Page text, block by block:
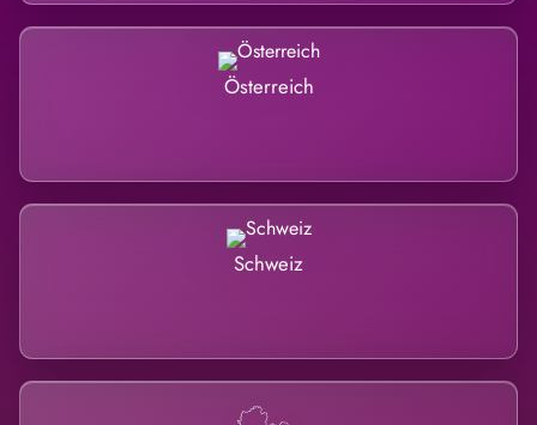
Österreich
Schweiz